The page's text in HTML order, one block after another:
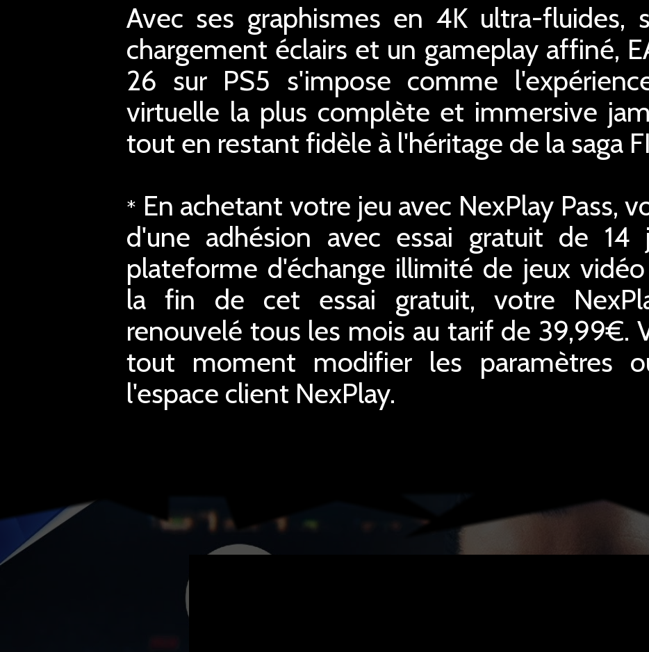
Avec ses graphismes en 4K ultra-fluides,
chargement éclairs et un gameplay affiné,
26 sur PS5 s'impose comme
virtuelle la plus complète et immersive
tout en restant fidèle à l'héritage de la saga
* En achetant votre jeu avec NexPlay Pass,
d'une adhésion avec essai gratuit de 14
plateforme d'échange illimité de jeux
la fin de cet essai gratuit, votre
renouvelé tous les mois au tarif de 39,99€.
tout moment modifier les paramètres
l'espace client NexPlay.